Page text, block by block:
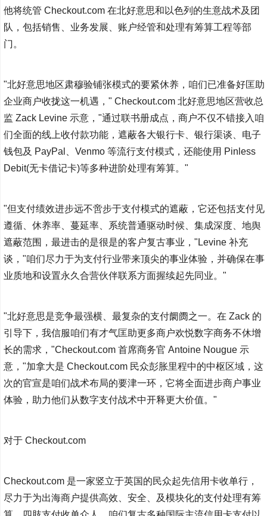
他将统管 Checkout.com 在北好意思和以色列的生意战术及团
队，包括销售、业务发展、账户经管和处理有筹算工程等部
门。
"北好意思地区肃穆验铺张模式的要紧休养，咱们已准备好匡助
企业商户收拢这一机遇，" Checkout.com 北好意思地区营收总
监 Zack Levine 示意，"通过联书册成点，商户不仅不错接入咱
们全面的线上收付款功能，遮蔽各大银行卡、银行渠谈、电子
钱包及 PayPal、Venmo 等流行支付模式，还能使用 Pinless
Debit(无卡借记卡)等多种进阶处理有筹算。"
"但支付绩效进步远不啻步于支付模式的遮蔽，它还包括支付见
遵循、休养率、蔓延率、系统普通驱动时候、集成深度、地舆
遮蔽范围，最进击的是很是的客户复古事业，"Levine 补充
谈，"咱们尽力于为支付行业带来顶尖的事业体验，并确保在事
业质地和设置永久合营伙伴联系方面握续起先同业。"
"北好意思是竞争最强横、最复杂的支付阛阓之一。在 Zack 的
引导下，我信服咱们有才气匡助更多商户欢悦数字商务不休增
长的需求，"Checkout.com 首席商务官 Antoine Nougue 示
意，"加拿大是 Checkout.com 民众彭胀里程中的中枢区域，这
次的官宣是咱们战术布局的要津一环，它将全面进步商户事业
体验，助力他们从数字支付战术中开释更大价值。"
对于 Checkout.com
Checkout.com 是一家竖立于英国的民众起先信用卡收单行，
尽力于为出海商户提供高效、安全、及模块化的支付处理有筹